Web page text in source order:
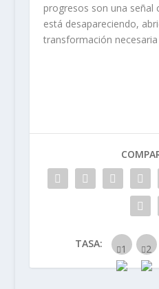
progresos son una señal
está desapareciendo,
transformación
TASA: